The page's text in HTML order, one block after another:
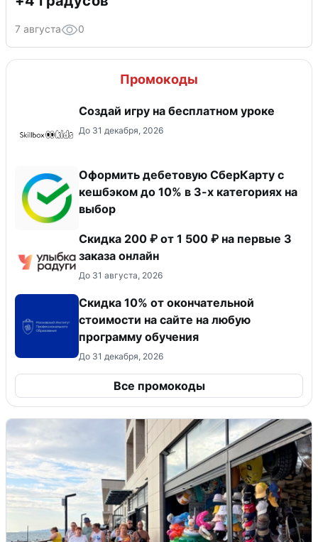
7 августа 0
Промокоды
Создай игру на бесплатном уроке
До 31 декабря, 2026
Оформить дебетовую СберКарту с
кешбэком до 10% в 3-х категориях на
выбор
Скидка 200 ₽ от 1 500 ₽ на первые 3
заказа онлайн
До 31 августа, 2026
Скидка 10% от окончательной
стоимости на сайте на любую
программу обучения
До 31 декабря, 2026
Все промокоды